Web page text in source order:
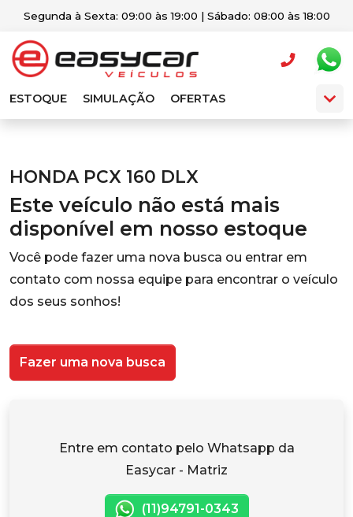
Segunda à Sexta: 09:00 às 19:00 | Sábado: 08:00 às 18:00
ESTOQUE SIMULAÇÃO OFERTAS
HONDA PCX 160 DLX
Este veículo não está mais
disponível em nosso estoque
Você pode fazer uma nova busca ou entrar em
contato com nossa equipe para encontrar o veículo
dos seus sonhos!
Fazer uma nova busca
Entre em contato pelo Whatsapp da
Easycar - Matriz
(11)94791-0343